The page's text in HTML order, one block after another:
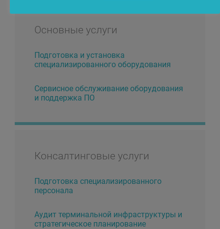
Основные услуги
Подготовка и установка
специализированного оборудования
Сервисное обслуживание оборудования
и поддержка ПО
Консалтинговые услуги
Подготовка специализированного
персонала
Аудит терминальной инфраструктуры и
стратегическое планирование